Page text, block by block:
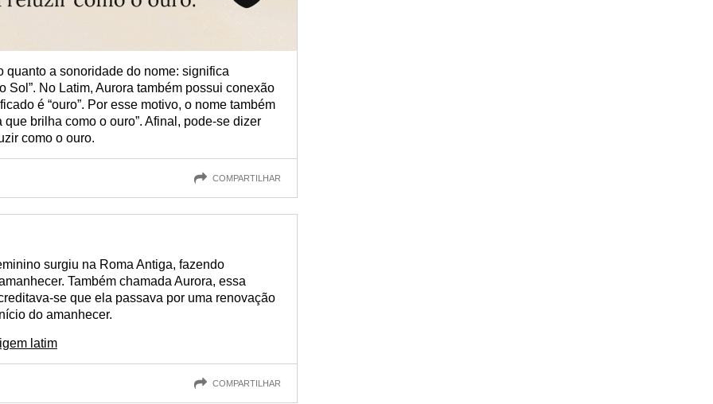
quanto a sonoridade do nome: significa
Sol”. No Latim, Aurora também possui conexão
é “ouro”. Por esse motivo, o nome também
brilha como o ouro”. Afinal, pode-se dizer
como o ouro.
COMPARTILHAR
surgiu na Roma Antiga, fazendo
Também chamada Aurora, essa
se que ela passava por uma renovação
do amanhecer.
latim
COMPARTILHAR